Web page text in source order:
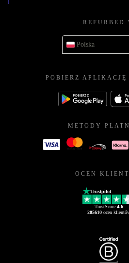
REFURBED
Polska
POBIERZ APLIKACJĘ
METODY
OCEN
Trustpilot
TrustScore 4.6
205610ocen